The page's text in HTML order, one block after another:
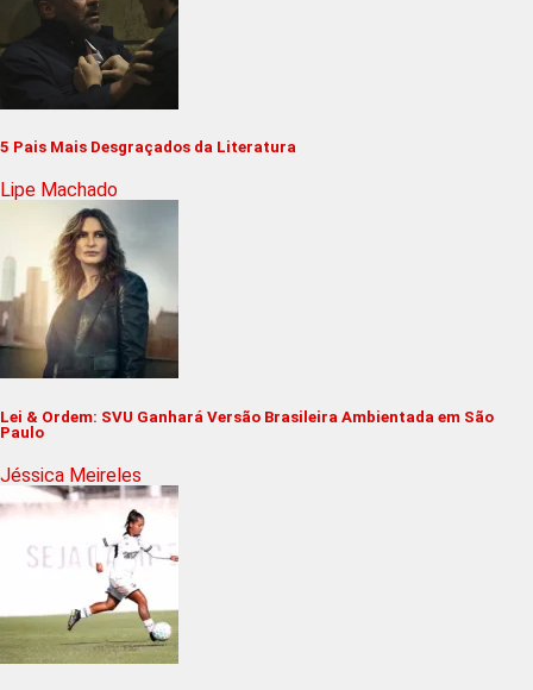
5 Pais Mais Desgraçados da Literatura
Lipe Machado
Lei & Ordem: SVU Ganhará Versão Brasileira Ambientada em São
Paulo
Jéssica Meireles